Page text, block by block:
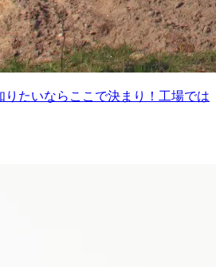
りたいならここで決まり！工場では